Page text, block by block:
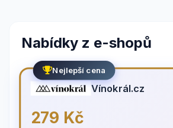
Nabídky z e-shopů
Nejlepší cena
Vínokrál.cz
279 Kč